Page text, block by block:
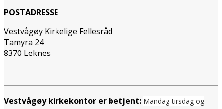
POSTADRESSE
Vestvågøy Kirkelige Fellesråd
Tamyra 24
8370 Leknes
Vestvågøy kirkekontor er betjent: Mandag-tirsdag og